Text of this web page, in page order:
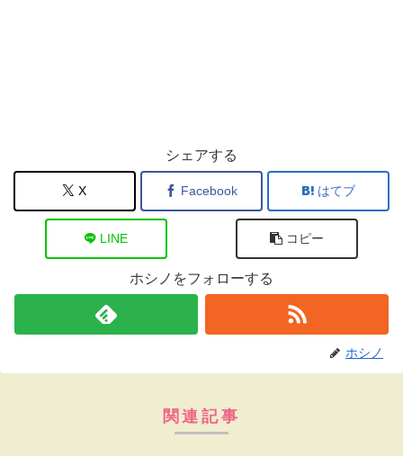
シェアする
X Facebook はてブ
LINE コピー
ホシノをフォローする
ホシノ
関連記事